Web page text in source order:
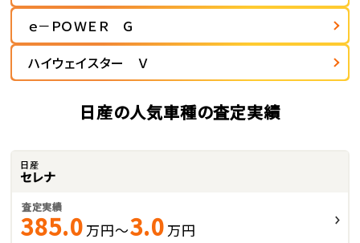
ｅ－ＰＯＷＥＲ Ｇ
ハイウェイスター Ｖ
日産の人気車種の査定実績
日産
セレナ
査定実績
385.0 万円～3.0 万円